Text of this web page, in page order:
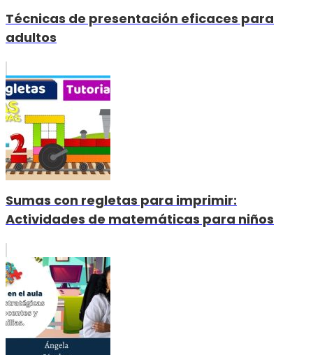
Técnicas de presentación eficaces para
adultos
Sumas con regletas para imprimir:
Actividades de matemáticas para niños